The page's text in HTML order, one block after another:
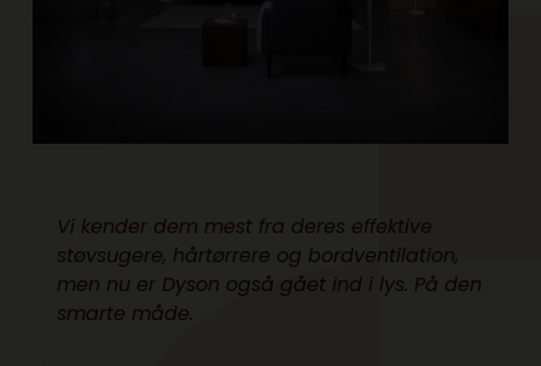
Vi kender dem mest fra deres effektive
støvsugere, hårtørrere og bordventilation,
men nu er Dyson også gået ind i lys. På den
smarte måde.